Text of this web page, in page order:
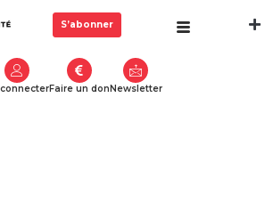
S’abonner
Faire un donNewsletter